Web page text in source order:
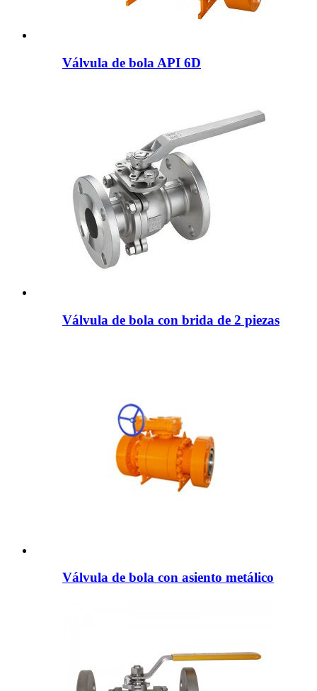
Válvula de bola API 6D
Válvula de bola con brida de 2 piezas
Válvula de bola con asiento metálico